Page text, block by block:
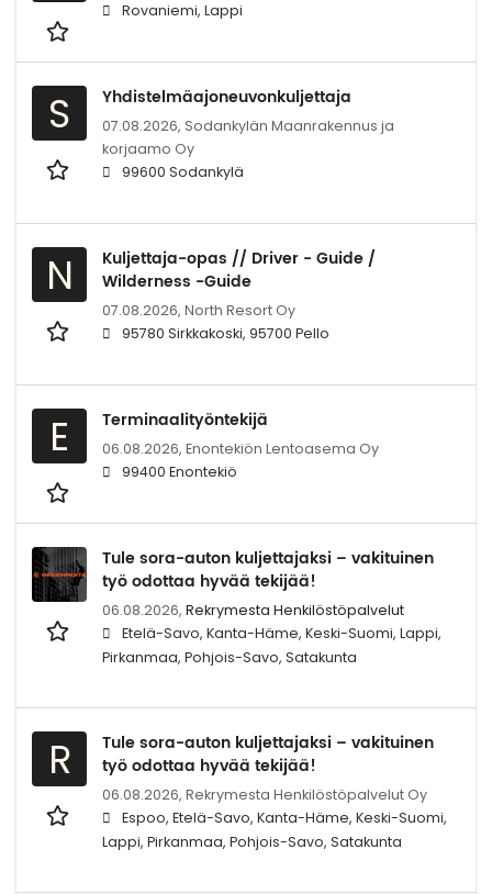
Rovaniemi, Lappi
S Yhdistelmäajoneuvonkuljettaja
07.08.2026, Sodankylän Maanrakennus ja
korjaamo Oy
99600 Sodankylä
N
Kuljettaja-opas // Driver - Guide /
Wilderness -Guide
07.08.2026, North Resort Oy
95780 Sirkkakoski, 95700 Pello
E Terminaalityöntekijä
06.08.2026, Enontekiön Lentoasema Oy
99400 Enontekiö
Tule sora-auton kuljettajaksi – vakituinen
työ odottaa hyvää tekijää!
06.08.2026, Rekrymesta Henkilöstöpalvelut
Etelä-Savo, Kanta-Häme, Keski-Suomi, Lappi,
Pirkanmaa, Pohjois-Savo, Satakunta
R
Tule sora-auton kuljettajaksi – vakituinen
työ odottaa hyvää tekijää!
06.08.2026, Rekrymesta Henkilöstöpalvelut Oy
Espoo, Etelä-Savo, Kanta-Häme, Keski-Suomi,
Lappi, Pirkanmaa, Pohjois-Savo, Satakunta